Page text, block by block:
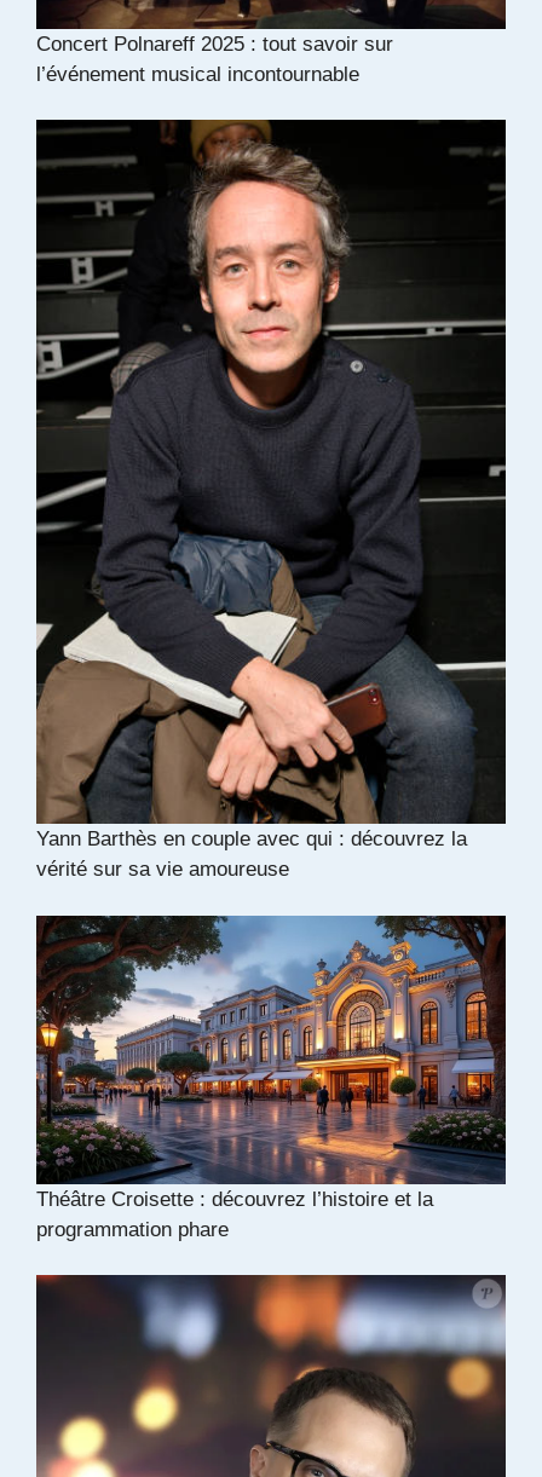
Concert Polnareff 2025 : tout savoir sur
l’événement musical incontournable
Yann Barthès en couple avec qui : découvrez la
vérité sur sa vie amoureuse
Théâtre Croisette : découvrez l’histoire et la
programmation phare